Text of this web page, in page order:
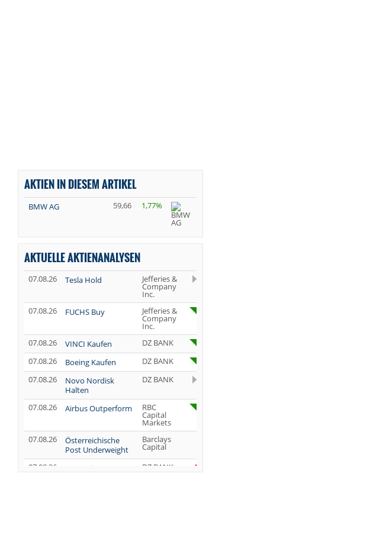
AKTIEN IN DIESEM ARTIKEL
BMW AG 59,66 1,77%
AKTUELLE AKTIENANALYSEN
07.08.26 Tesla Hold Jefferies &
Company
Inc.
07.08.26
FUCHS Buy Jefferies &
Company
Inc.
07.08.26
VINCI Kaufen
DZ BANK
07.08.26
Boeing Kaufen
DZ BANK
07.08.26
Novo Nordisk
Halten
DZ BANK
07.08.26 Airbus Outperform RBC
Capital
Markets
07.08.26
Österreichische
Post Underweight
Barclays
Capital
07.08.26
SUSS MicroTec
DZ BANK